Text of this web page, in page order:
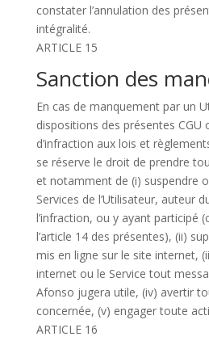
constater l’annulation des
intégralité.
ARTICLE 15
Sanction des
En cas de manquement par un
dispositions des présentes CGU
d’infraction aux lois et
se réserve le droit de prendre
et notamment de (i) suspendre
Services de l’Utilisateur, auteur
l’infraction, ou y ayant participé
l’article 14 des présentes), (ii)
mis en ligne sur le site internet,
internet ou le Service tout
Afonso jugera utile, (iv) avertir
concernée, (v) engager toute
ARTICLE 16